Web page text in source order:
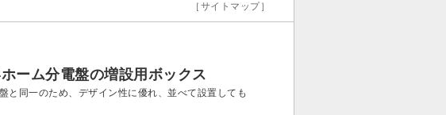
［サイトマップ］
ーム分電盤の増設用ボックス
と同一のため、デザイン性に優れ、並べて設置しても